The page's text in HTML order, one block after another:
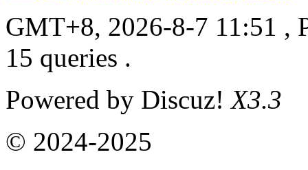
GMT+8, 2026-8-7 11:51 ,
15 queries .
Powered by Discuz!X3.3
© 2024-2025